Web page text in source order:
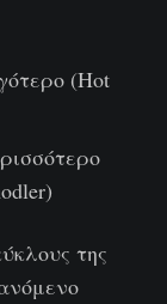
(Hot
της